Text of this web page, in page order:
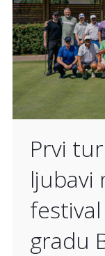
Prvi
ljubavi
gradu